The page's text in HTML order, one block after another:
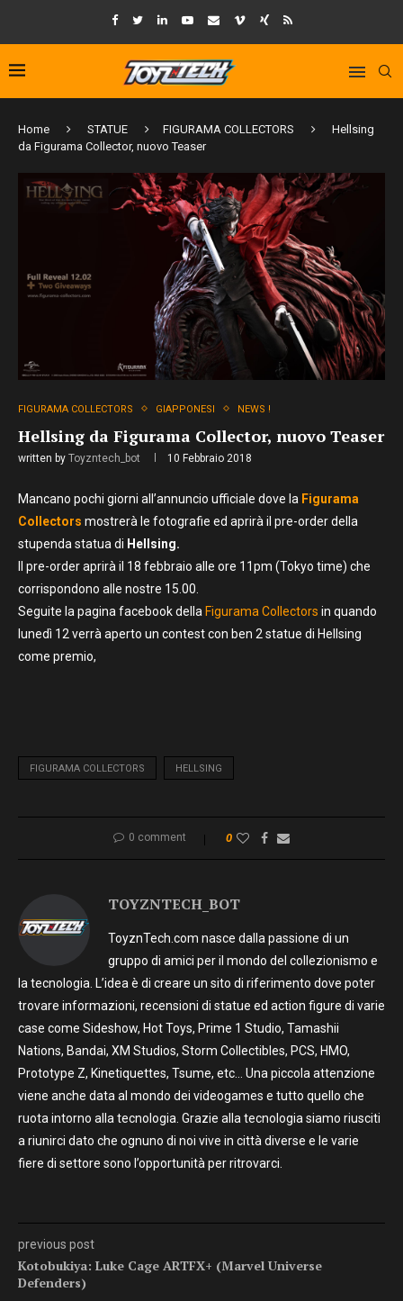
Home STATUE FIGURAMA COLLECTORS
Hellsing
da Figurama Collector, nuovo Teaser
FIGURAMA COLLECTORS GIAPPONESI NEWS !
Hellsing da Figurama Collector, nuovo Teaser
written by Toyzntech_bot 10 Febbraio 2018
Mancano pochi giorni all’annuncio ufficiale dove la Figurama
Collectors mostrerà le fotografie ed aprirà il pre-order della
stupenda statua di Hellsing.
Il pre-order aprirà il 18 febbraio alle ore 11pm (Tokyo time) che
corrispondono alle nostre 15.00.
Seguite la pagina facebook della Figurama Collectors in quando
lunedì 12 verrà aperto un contest con ben 2 statue di Hellsing
come premio,
FIGURAMA COLLECTORS HELLSING
0 comment 0
TOYZNTECH_BOT
ToyznTech.com nasce dalla passione di un
gruppo di amici per il mondo del collezionismo e
la tecnologia. L’idea è di creare un sito di riferimento dove poter
trovare informazioni, recensioni di statue ed action figure di varie
case come Sideshow, Hot Toys, Prime 1 Studio, Tamashii
Nations, Bandai, XM Studios, Storm Collectibles, PCS, HMO,
Prototype Z, Kinetiquettes, Tsume, etc… Una piccola attenzione
viene anche data al mondo dei videogames e tutto quello che
ruota intorno alla tecnologia. Grazie alla tecnologia siamo riusciti
a riunirci dato che ognuno di noi vive in città diverse e le varie
fiere di settore sono l’opportunità per ritrovarci.
previous post
Kotobukiya: Luke Cage ARTFX+ (Marvel Universe
Defenders)